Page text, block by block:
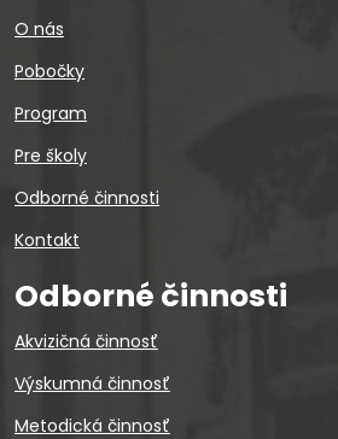
O nás
Pobočky
Program
Pre školy
Odborné činnosti
Kontakt
Odborné činnosti
Akvizičná činnosť
Výskumná činnosť
Metodická činnosť